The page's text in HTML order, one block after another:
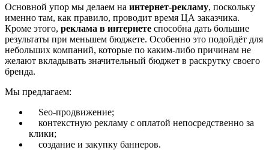
Основной упор мы делаем на интернет-рекламу, поскольку
именно там, как правило, проводит время ЦА заказчика.
Кроме этого, реклама в интернете способна дать большие
результаты при меньшем бюджете. Особенно это подойдёт для
небольших компаний, которые по каким-либо причинам не
желают вкладывать значительный бюджет в раскрутку своего
бренда.
Мы предлагаем:
Seo-продвижение;
контекстную рекламу с оплатой непосредственно за
клики;
создание и закупку баннеров.